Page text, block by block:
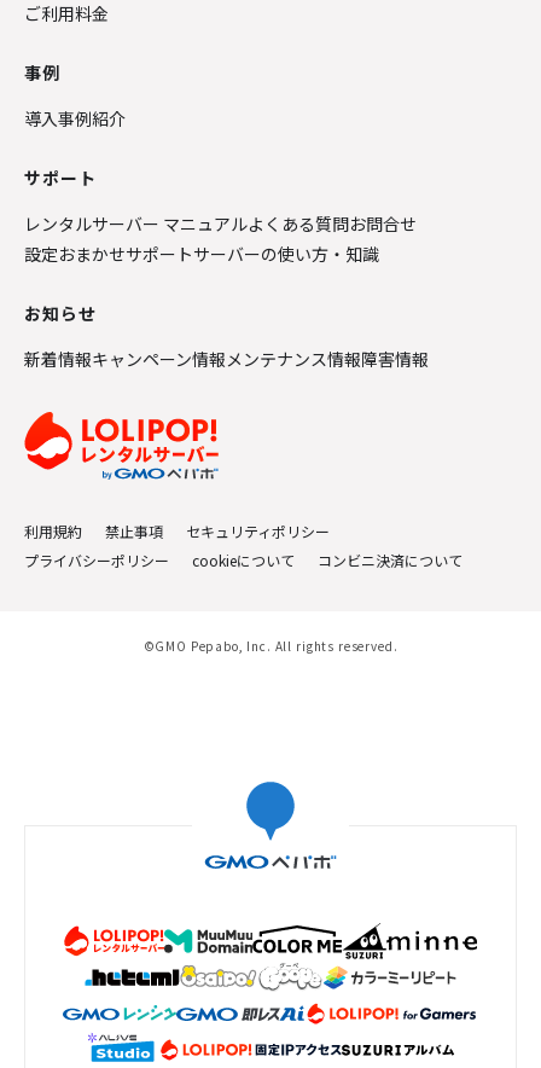
ご利用料金
事例
導入事例紹介
サポート
レンタルサーバー マニュアルよくある質問お問合せ
設定おまかせサポートサーバーの使い方・知識
お知らせ
新着情報キャンペーン情報メンテナンス情報障害情報
利用規約 禁止事項
セキュリティポリシー
プライバシーポリシー
cookieについて コンビニ決済について
©GMO Pepabo, Inc. All rights reserved.